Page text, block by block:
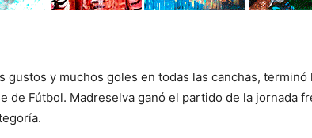
gustos y muchos goles en todas las canchas,
de Fútbol. Madreselva ganó el partido de la jornada